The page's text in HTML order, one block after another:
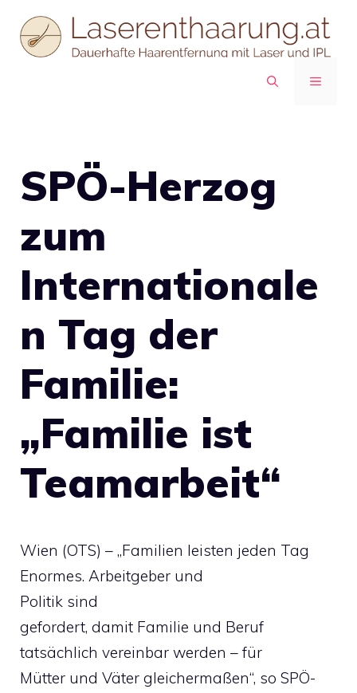
Inhalt
springen
MENÜ
SPÖ-Herzog
zum
Internationale
n Tag der
Familie:
„Familie ist
Teamarbeit“
Wien (OTS) – „Familien leisten jeden Tag
Enormes. Arbeitgeber und
Politik sind
gefordert, damit Familie und Beruf
tatsächlich vereinbar werden – für
Mütter und Väter gleichermaßen“, so SPÖ-